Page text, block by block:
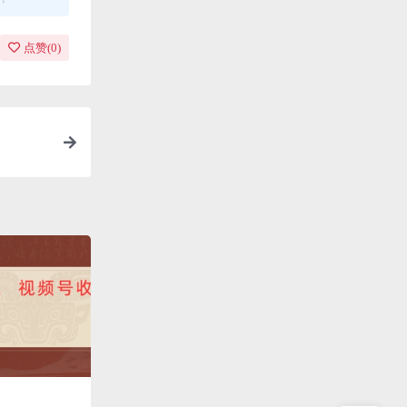
点赞(0)